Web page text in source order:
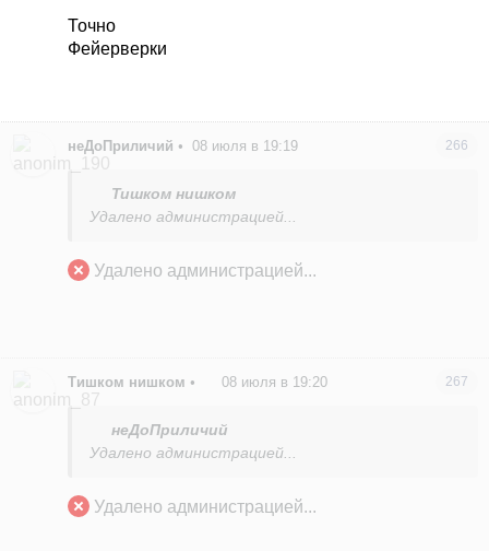
Точно
Фейерверки
неДоПриличий • 08 июля в 19:19 266
Тишком нишком
Удалено администрацией...
Удалено администрацией...
Тишком нишком • 08 июля в 19:20 267
неДоПриличий
Удалено администрацией...
Удалено администрацией...